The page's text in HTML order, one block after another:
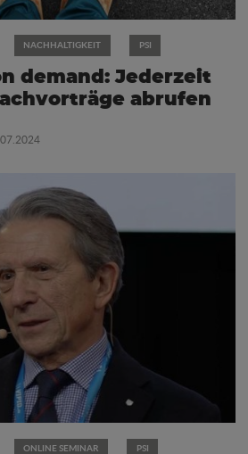
NACHHALTIGKEIT PSI
demand: Jederzeit
abrufen
ONLINE SEMINAR PSI